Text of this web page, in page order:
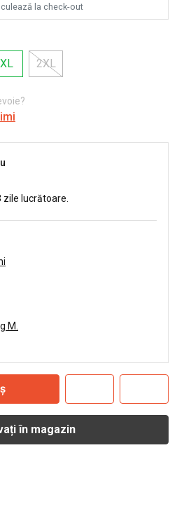
la check-out
XL 2XL
zile lucrătoare.
M.
în magazin